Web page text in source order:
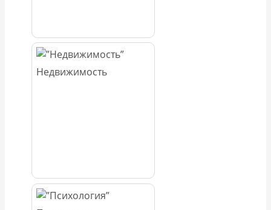
Недвижимость